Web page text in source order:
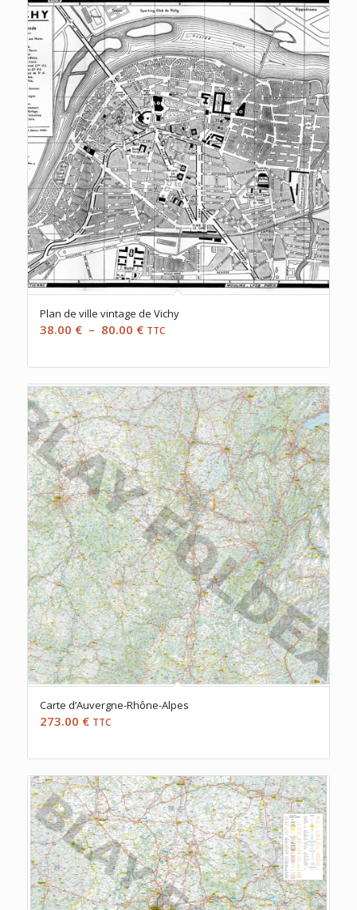
Plan de ville vintage de Vichy
38.00 € – 80.00 €Plage
prix :
38.00 €
à
80.00 €
TTC
Carte d’Auvergne-Rhône-Alpes
273.00 € TTC